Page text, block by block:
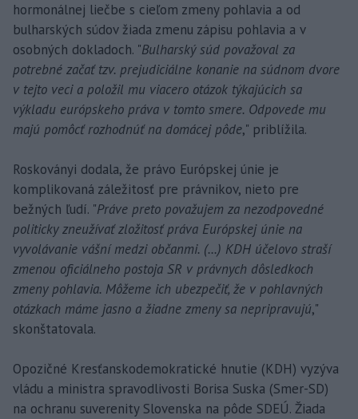
hormonálnej liečbe s cieľom zmeny pohlavia a od
bulharských súdov žiada zmenu zápisu pohlavia a v
osobných dokladoch. "Bulharský súd považoval za
potrebné začať tzv. prejudiciálne konanie na súdnom dvore
v tejto veci a položil mu viacero otázok týkajúcich sa
výkladu európskeho práva v tomto smere. Odpovede mu
majú pomôcť rozhodnúť na domácej pôde," priblížila.
Roskoványi dodala, že právo Európskej únie je
komplikovaná záležitosť pre právnikov, nieto pre
bežných ľudí. "Práve preto považujem za nezodpovedné
politicky zneužívať zložitosť práva Európskej únie na
vyvolávanie vášní medzi občanmi. (...) KDH účelovo straší
zmenou oficiálneho postoja SR v právnych dôsledkoch
zmeny pohlavia. Môžeme ich ubezpečiť, že v pohlavných
otázkach máme jasno a žiadne zmeny sa nepripravujú,"
skonštatovala.
Opozičné Kresťanskodemokratické hnutie (KDH) vyzýva
vládu a ministra spravodlivosti Borisa Suska (Smer-SD)
na ochranu suverenity Slovenska na pôde SDEÚ. Žiada